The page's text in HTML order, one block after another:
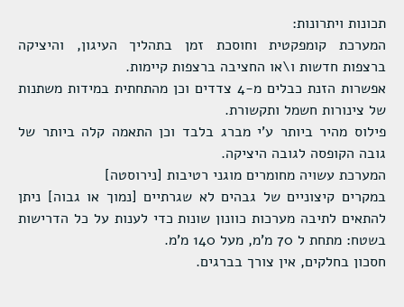
תכונות ויתרונות:
המערכת קומפקטית וחוסכת זמן בתהליך העיגון, והיציקה
ברצפות חדשות ו\או החציבה ברצפות קיימות.
אפשרות הזנת כבלים מ-4 צדדים וכן מהתחתית במידות משתנות
של צינורות חשמל ותקשורת.
פילוס מהיר ביותר ע'י מברג בלבד וכן התאמה קלה ביותר של
גובה הקופסה לגובה היציקה.
המערכת עשויה מחומרים מוגני רטיבות [נירוסטה]
במקרים קיצוניים של גבהים לא שגרתיים [נמוך או גבוה] ניתן
להתאים לתיבה מערכות כוונון שונות כדי לענות על כל הדרישות
בשטח: מתחת ל 70 מ'מ, מעל 140 מ'מ.
חסכון בחלקים, אין צורך בברגים.